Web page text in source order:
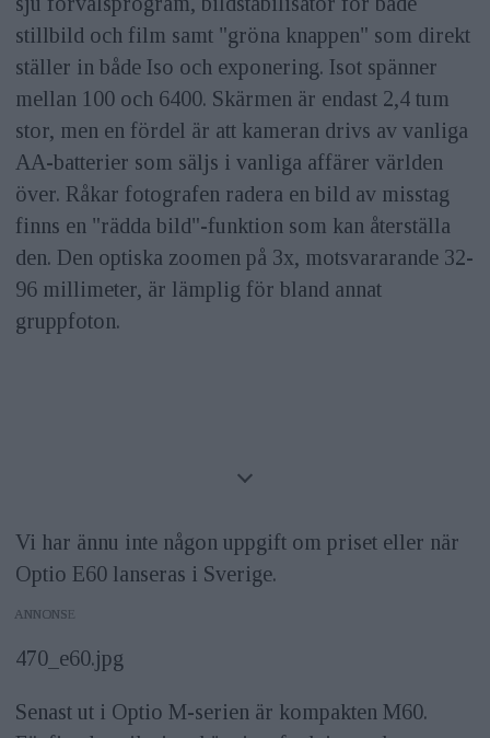
stillbild och film samt "gröna knappen" som direkt
ställer in både Iso och exponering. Isot spänner
mellan 100 och 6400. Skärmen är endast 2,4 tum
stor, men en fördel är att kameran drivs av vanliga
AA-batterier som säljs i vanliga affärer världen
över. Råkar fotografen radera en bild av misstag
finns en "rädda bild"-funktion som kan återställa
den. Den optiska zoomen på 3x, motsvararande 32-
96 millimeter, är lämplig för bland annat
gruppfoton.
Vi har ännu inte någon uppgift om priset eller när
Optio E60 lanseras i Sverige.
ANNONS
470_e60.jpg
Senast ut i Optio M-serien är kompakten M60.